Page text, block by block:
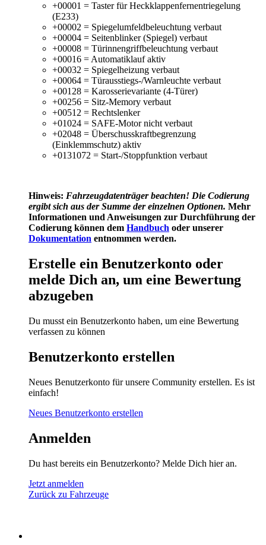
+00001 = Taster für Heckklappenfernentriegelung
(E233)
+00002 = Spiegelumfeldbeleuchtung verbaut
+00004 = Seitenblinker (Spiegel) verbaut
+00008 = Türinnengriffbeleuchtung verbaut
+00016 = Automatiklauf aktiv
+00032 = Spiegelheizung verbaut
+00064 = Türausstiegs-/Warnleuchte verbaut
+00128 = Karosserievariante (4-Türer)
+00256 = Sitz-Memory verbaut
+00512 = Rechtslenker
+01024 = SAFE-Motor nicht verbaut
+02048 = Überschusskraftbegrenzung
(Einklemmschutz) aktiv
+0131072 = Start-/Stoppfunktion verbaut
Hinweis: Fahrzeugdatenträgerbeachten! Die Codierung
ergibt sich aus der Summe der einzelnen Optionen. Mehr
Informationen und Anweisungen zur Durchführung der
Codierung können dem Handbuch oder unserer
Dokumentation entnommen werden.
Erstelle ein Benutzerkonto oder
melde Dich an, um eine Bewertung
abzugeben
Du musst ein Benutzerkonto haben, um eine Bewertung
verfassen zu können
Benutzerkonto erstellen
Neues Benutzerkonto für unsere Community erstellen. Es ist
einfach!
Neues Benutzerkonto erstellen
Anmelden
Du hast bereits ein Benutzerkonto? Melde Dich hier an.
Jetzt anmelden
Zurück zu Fahrzeuge